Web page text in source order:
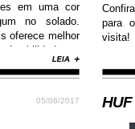
em uma cor
no solado.
oferece melhor
e
05/06/2017
para
visita!